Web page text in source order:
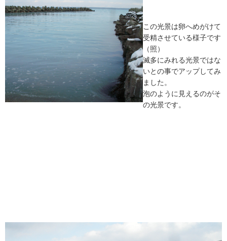
この光景は卵へめがけて
受精させている様子です
（照）
滅多にみれる光景ではな
いとの事でアップしてみ
ました。
泡のように見えるのがそ
の光景です。